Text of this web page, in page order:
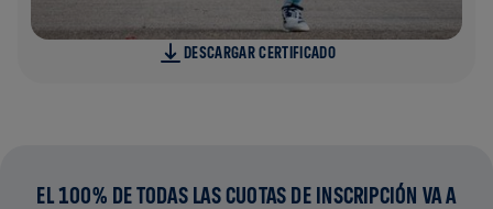
DESCARGAR CERTIFICADO
EL 100% DE TODAS LAS CUOTAS DE INSCRIPCIÓN VA A